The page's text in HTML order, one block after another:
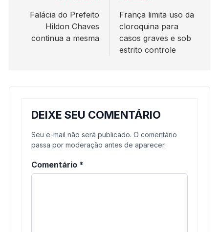
de
Post
Falácia do Prefeito
Hildon Chaves
continua a mesma
França limita uso da
cloroquina para
casos graves e sob
estrito controle
DEIXE SEU COMENTÁRIO
Seu e-mail não será publicado. O comentário
passa por moderação antes de aparecer.
Comentário *